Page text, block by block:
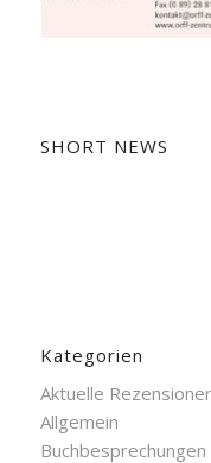
SHORT NEWS
Kategorien
Aktuelle
Allgemein
Buchbesprechungen